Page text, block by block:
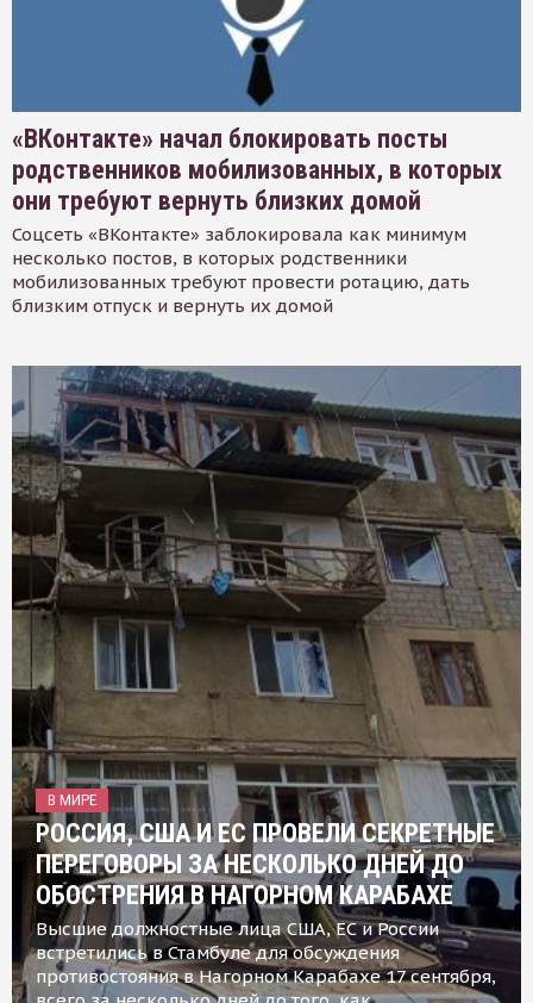
«ВКонтакте» начал блокировать посты
родственников мобилизованных, в которых
они требуют вернуть близких домой
Соцсеть «ВКонтакте» заблокировала как минимум
несколько постов, в которых родственники
мобилизованных требуют провести ротацию, дать
близким отпуск и вернуть их домой
В МИРЕ
РОССИЯ, США И ЕС ПРОВЕЛИ СЕКРЕТНЫЕ
ПЕРЕГОВОРЫ ЗА НЕСКОЛЬКО ДНЕЙ ДО
ОБОСТРЕНИЯ В НАГОРНОМ КАРАБАХЕ
Высшие должностные лица США, ЕС и России
встретились в Стамбуле для обсуждения
противостояния в Нагорном Карабахе 17 сентября,